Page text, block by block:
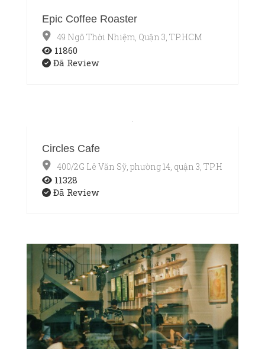
Epic Coffee Roaster
49 Ngô Thời Nhiệm, Quận 3, TP.HCM
11860
Đã Review
Circles Cafe
400/2G Lê Văn Sỹ, phường 14, quận 3, TP.HCM
11328
Đã Review